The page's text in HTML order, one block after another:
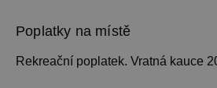
Poplatky na místě
Rekreační poplatek. Vratná kauce